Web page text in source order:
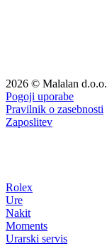
2026 © Malalan d.o.o.
Pogoji uporabe
Pravilnik o zasebnosti
Zaposlitev
Rolex
Ure
Nakit
Moments
Urarski servis